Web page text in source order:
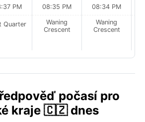
PM
Quarter
08:35 PM
Waning
Crescent
08:34 PM
Waning
Crescent
počasí pro
kraje 🇨🇿 dnes